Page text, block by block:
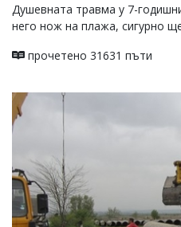
Душевната травма у 7-
него нож на плажа, сигурно
прочетено 31631 пъти